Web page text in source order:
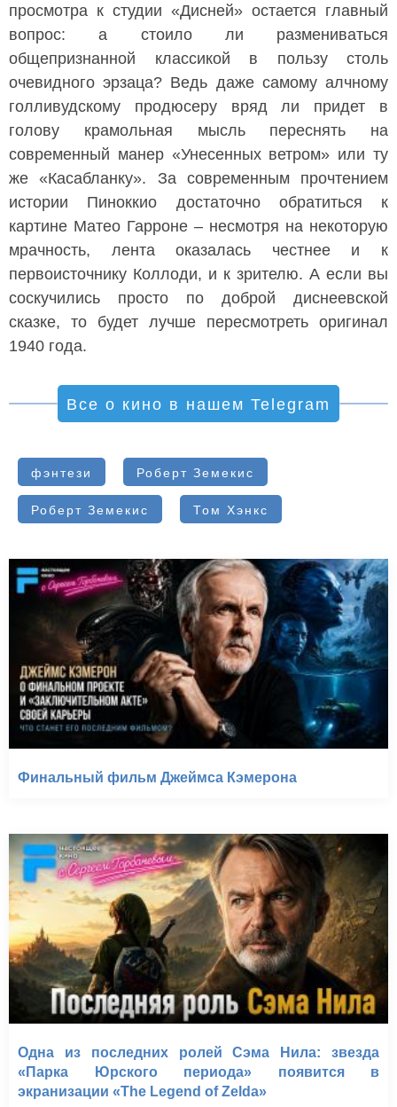
просмотра к студии «Дисней» остается главный
вопрос: а стоило ли размениваться
общепризнанной классикой в пользу столь
очевидного эрзаца? Ведь даже самому алчному
голливудскому продюсеру вряд ли придет в
голову крамольная мысль переснять на
современный манер «Унесенных ветром» или ту
же «Касабланку». За современным прочтением
истории Пиноккио достаточно обратиться к
картине Матео Гарроне – несмотря на некоторую
мрачность, лента оказалась честнее и к
первоисточнику Коллоди, и к зрителю. А если вы
соскучились просто по доброй диснеевской
сказке, то будет лучше пересмотреть оригинал
1940 года.
Все о кино в нашем Telegram
фэнтези Роберт Земекис
Роберт Земекис Том Хэнкс
Финальный фильм Джеймса Кэмерона
Одна из последних ролей Сэма Нила: звезда
«Парка Юрского периода» появится в
экранизации «The Legend of Zelda»